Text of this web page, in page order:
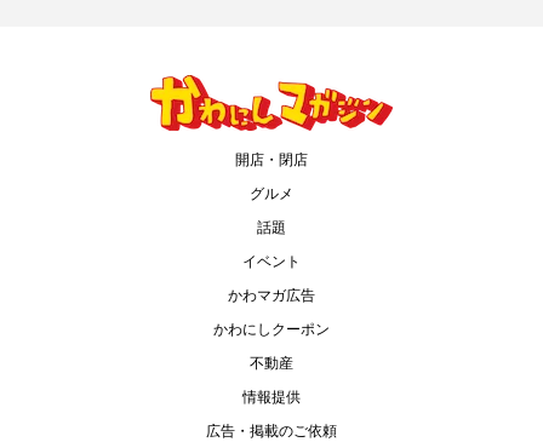
開店・閉店
グルメ
話題
イベント
かわマガ広告
かわにしクーポン
不動産
情報提供
広告・掲載のご依頼